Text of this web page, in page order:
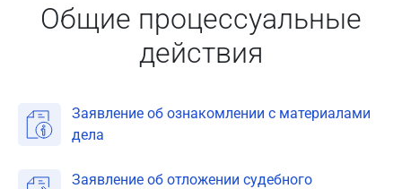
Общие процессуальные
действия
Заявление об ознакомлении с материалами
дела
Заявление об отложении судебного